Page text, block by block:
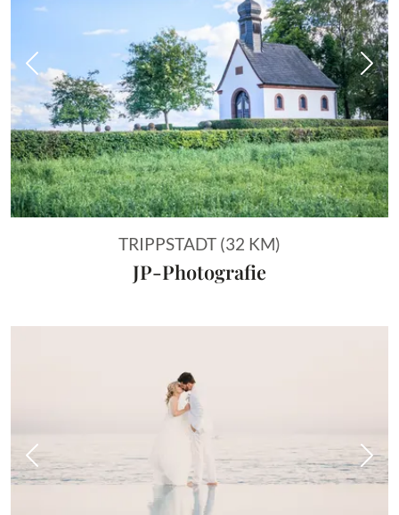
Vorheriges Bild
TRIPPSTADT (32 KM)
JP-Photografie
Vorheriges Bild